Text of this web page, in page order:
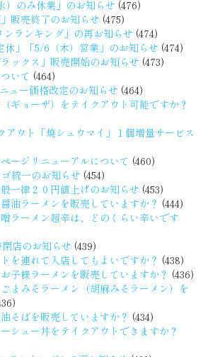
）のみ休業」のお知らせ (476)
販売終了のお知らせ (475)
ランキング」の再お知らせ (474)
休」「5/6（木）営業」のお知らせ (474)
ックス」販売開始のお知らせ (473)
いて (464)
ュー価格改定のお知らせ (464)
ギョーザ）をテイクアウト可能ですか？
アウト「焼シュウマイ」１個増量サービス
ージリニューアルについて (460)
統一のお知らせ (454)
一律２０円値上げのお知らせ (453)
油ラーメンを販売していますか？ (444)
ラーメン超辛は、どのくらい辛いです
閉店のお知らせ (439)
を連れて入店してもよいですか？ (438)
子様ラーメンを販売していますか？ (436)
まみそラーメン（胡麻みそラーメン）を
そばを販売していますか？ (434)
シュー丼をテイクアウトできますか？